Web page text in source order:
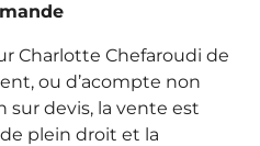
Charlotte Chefaroudi de
ou d’acompte non
sur devis, la vente est
plein droit et la